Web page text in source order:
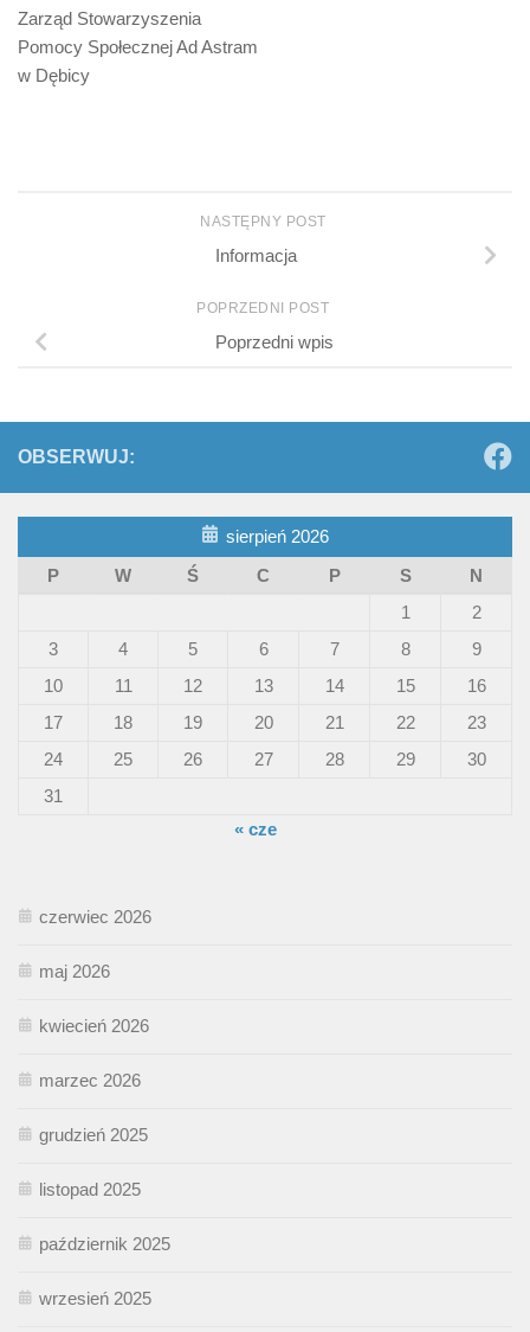
Zarząd Stowarzyszenia
Pomocy Społecznej Ad Astram
w Dębicy
NASTĘPNY POST
Informacja
POPRZEDNI POST
Poprzedni wpis
OBSERWUJ:
sierpień 2026
P
W Ś C P S
N
1
2
3
4 5 6 7 8
9
10
11 12 13 14 15
16
17
18 19 20 21 22
23
24
25 26 27 28 29
30
31
« cze
czerwiec 2026
maj 2026
kwiecień 2026
marzec 2026
grudzień 2025
listopad 2025
październik 2025
wrzesień 2025